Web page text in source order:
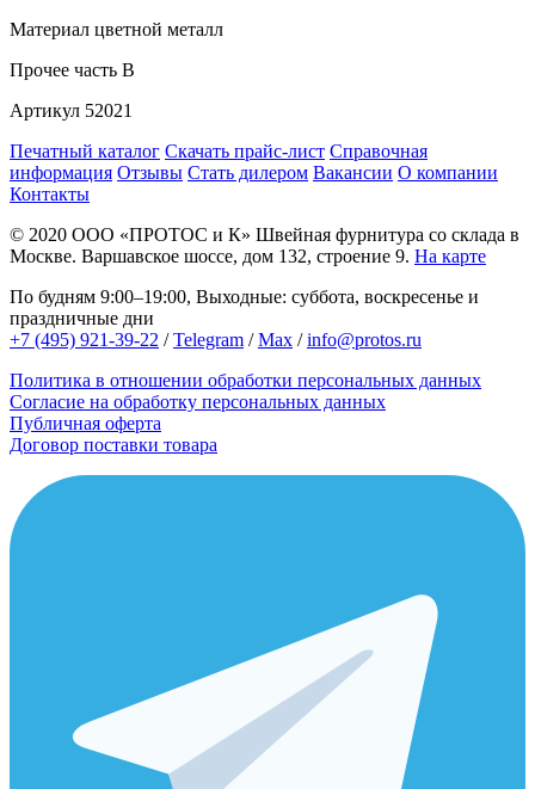
Материал цветной металл
Прочее часть B
Артикул 52021
Печатный каталог Скачать прайс-лист Справочная
информация Отзывы Стать дилером Вакансии О компании
Контакты
© 2020 ООО «ПРОТОС и К» Швейная фурнитура со склада в
Москве. Варшавское шоссе, дом 132, строение 9. На карте
По будням 9:00–19:00, Выходные: суббота, воскресенье и
праздничные дни
+7 (495) 921-39-22 /Telegram /Max /info@protos.ru
Политика в отношении обработки персональных данных
Согласие на обработку персональных данных
Публичная оферта
Договор поставки товара